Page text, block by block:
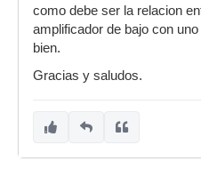
como debe ser la relacion
amplificador de bajo con
bien.
Gracias y saludos.